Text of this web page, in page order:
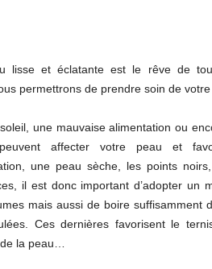
lisse et éclatante est le rêve de
permettrons de prendre soin de
une mauvaise alimentation ou
affecter votre peau et
une peau sèche, les points
il est donc important d’adopter un
mais aussi de boire suffisamment
Ces dernières favorisent le
la peau…